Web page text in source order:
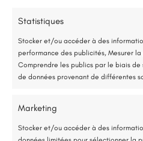
Statistiques
Stocker et/ou accéder à des
performance des publicités, Mesurer
Comprendre les publics par le biais
de données provenant de différentes
Marketing
Stocker et/ou accéder à des
Remise de l’audit et
Suite à l’évaluation
scénarios de
vous convient le mieux.
75 % de l’énergie provient des
Étude gratuite et
*Aides de l’État